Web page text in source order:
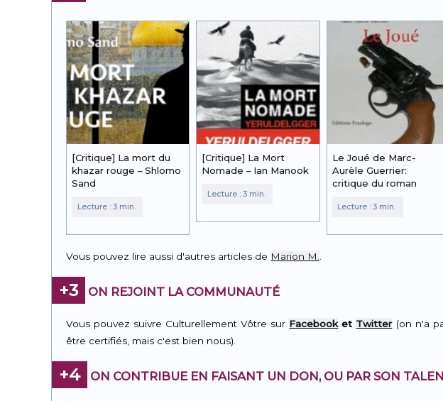
[Critique] La mort du
khazar rouge – Shlomo
Sand
[Critique] La Mort
Nomade – Ian Manook
Le Joué de Marc-
Aurèle Guerrier:
critique du roman
Vous pouvez lire aussi d'autres articles de Marion M.
+3 ON REJOINT LA COMMUNAUTÉ
Vous pouvez suivre Culturellement Vôtre sur Facebooket Twitter(on n'a
être certifiés, mais c'est bien nous).
+4 ON CONTRIBUE EN FAISANT UN DON, OU PAR SON